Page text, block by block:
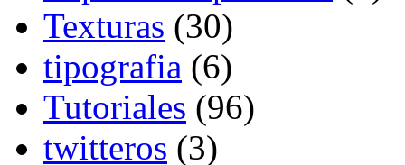
Texturas (30)
tipografia (6)
Tutoriales (96)
twitteros (3)